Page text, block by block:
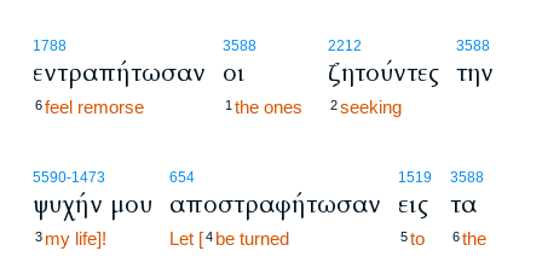
1788
εντραπήτωσαν
6feel remorse
3588
οι
1 the ones
2212
ζητούντες
2seeking
3588
την
5590-1473
ψυχήν μου
3 my life]!
654
αποστραφήτωσαν
Let [4 be turned
1519
εις
5to
3588
τα
6the